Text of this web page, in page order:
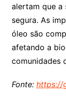
alertam que a
segura. As
óleo são
afetando a
comunidades
Fonte: https://